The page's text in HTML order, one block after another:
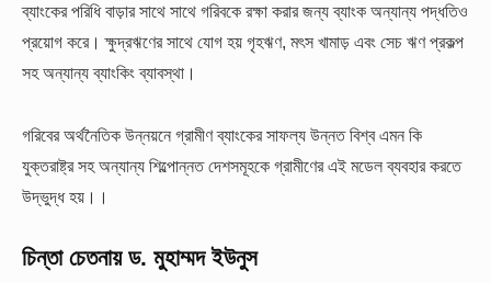
ব্যাংকের পরিধি বাড়ার সাথে সাথে গরিবকে রক্ষা করার জন্য ব্যাংক অন্যান্য পদ্ধতিও
প্রয়োগ করে। ক্ষুদ্রঋণের সাথে যোগ হয় গৃহঋণ, মৎস খামাড় এবং সেচ ঋণ প্রকল্প
সহ অন্যান্য ব্যাংকিং ব্যাবস্থা।
গরিবের অর্থনৈতিক উন্নয়নে গ্রামীণ ব্যাংকের সাফল্য উন্নত বিশ্ব এমন কি
যুক্তরাষ্ট্র সহ অন্যান্য শিল্পোন্নত দেশসমূহকে গ্রামীণের এই মডেল ব্যবহার করতে
উদ্ভুদ্ধ হয়।।
চিন্তা চেতনায় ড. মুহাম্মদ ইউনুস